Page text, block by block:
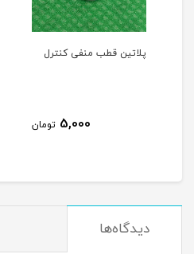
پلاتین قطب منفی کنترل
5,000 تومان
دیدگاه‌ها